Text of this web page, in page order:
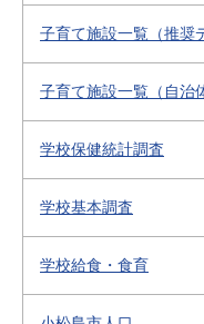
子育て施設一覧（推奨
子育て施設一覧（自治
学校保健統計調査
学校基本調査
学校給食・食育